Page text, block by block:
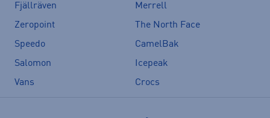
Fjällräven
Merrell
Zeropoint
The North Face
Speedo
CamelBak
Salomon
Icepeak
Vans
Crocs